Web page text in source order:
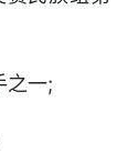
之一;